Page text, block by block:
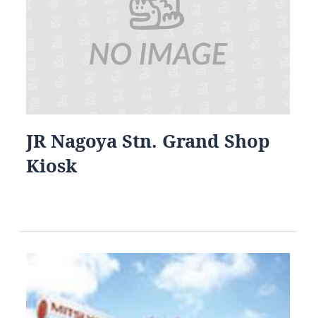
JR Nagoya Stn. Grand Shop
Kiosk